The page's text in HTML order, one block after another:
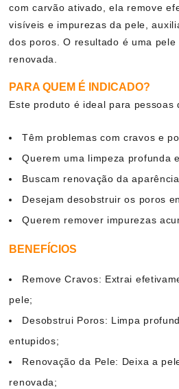
com carvão ativado, ela remove
visíveis e impurezas da pele,
dos poros. O resultado é uma pele
renovada.
PARA QUEM É INDICADO?
Este produto é ideal para pessoas
Têm problemas com cravos e
Querem uma limpeza profunda
Buscam renovação da
Desejam desobstruir os poros
Querem remover impurezas
BENEFÍCIOS
Remove Cravos: Extrai
pele;
Desobstrui Poros: Limpa
entupidos;
Renovação da Pele: Deixa a
renovada;